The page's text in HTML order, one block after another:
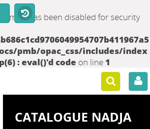
has been disabled for security
pmb/opac_css/includes/index
: eval()'d code on line 1
CATALOGUE NADJA